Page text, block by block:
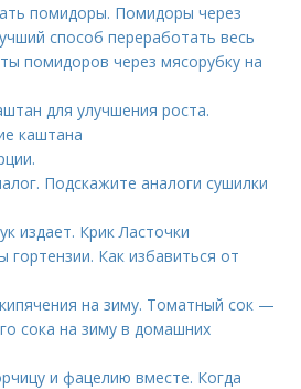
помидоры. Помидоры через
способ переработать весь
помидоров через мясорубку на
для улучшения роста.
каштана
Подскажите аналоги сушилки
издает. Крик Ласточки
гортензии. Как избавиться от
на зиму. Томатный сок —
сока на зиму в домашних
и фацелию вместе. Когда